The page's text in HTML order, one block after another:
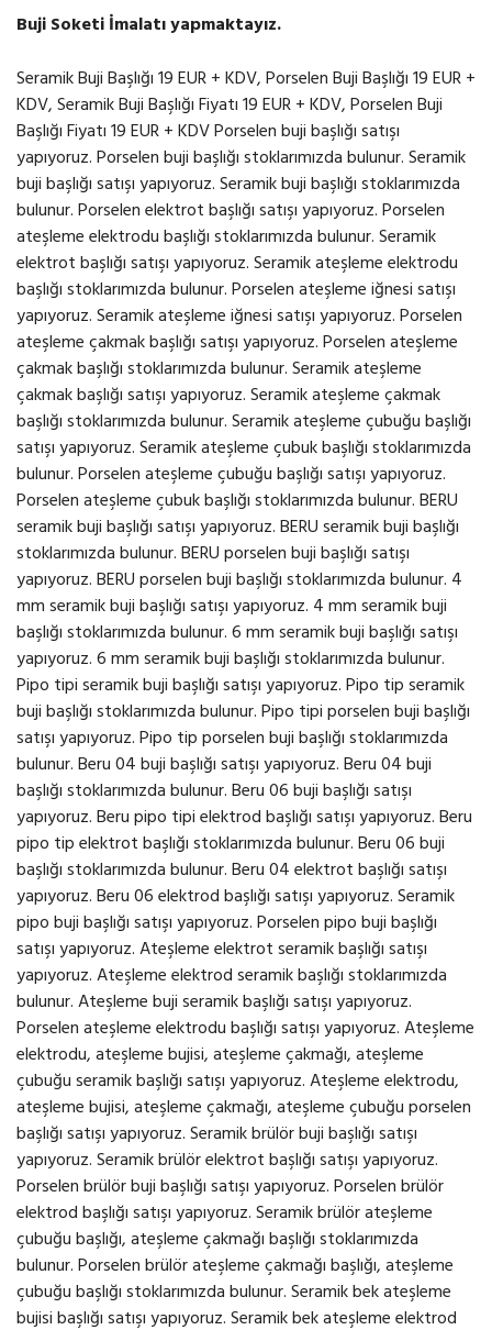
Buji Soketi İmalatı yapmaktayız.
Seramik Buji Başlığı 19 EUR + KDV, Porselen Buji Başlığı 19 EUR +
KDV, Seramik Buji Başlığı Fiyatı 19 EUR + KDV, Porselen Buji
Başlığı Fiyatı 19 EUR + KDV Porselen buji başlığı satışı
yapıyoruz. Porselen buji başlığı stoklarımızda bulunur. Seramik
buji başlığı satışı yapıyoruz. Seramik buji başlığı stoklarımızda
bulunur. Porselen elektrot başlığı satışı yapıyoruz. Porselen
ateşleme elektrodu başlığı stoklarımızda bulunur. Seramik
elektrot başlığı satışı yapıyoruz. Seramik ateşleme elektrodu
başlığı stoklarımızda bulunur. Porselen ateşleme iğnesi satışı
yapıyoruz. Seramik ateşleme iğnesi satışı yapıyoruz. Porselen
ateşleme çakmak başlığı satışı yapıyoruz. Porselen ateşleme
çakmak başlığı stoklarımızda bulunur. Seramik ateşleme
çakmak başlığı satışı yapıyoruz. Seramik ateşleme çakmak
başlığı stoklarımızda bulunur. Seramik ateşleme çubuğu başlığı
satışı yapıyoruz. Seramik ateşleme çubuk başlığı stoklarımızda
bulunur. Porselen ateşleme çubuğu başlığı satışı yapıyoruz.
Porselen ateşleme çubuk başlığı stoklarımızda bulunur. BERU
seramik buji başlığı satışı yapıyoruz. BERU seramik buji başlığı
stoklarımızda bulunur. BERU porselen buji başlığı satışı
yapıyoruz. BERU porselen buji başlığı stoklarımızda bulunur. 4
mm seramik buji başlığı satışı yapıyoruz. 4 mm seramik buji
başlığı stoklarımızda bulunur. 6 mm seramik buji başlığı satışı
yapıyoruz. 6 mm seramik buji başlığı stoklarımızda bulunur.
Pipo tipi seramik buji başlığı satışı yapıyoruz. Pipo tip seramik
buji başlığı stoklarımızda bulunur. Pipo tipi porselen buji başlığı
satışı yapıyoruz. Pipo tip porselen buji başlığı stoklarımızda
bulunur. Beru 04 buji başlığı satışı yapıyoruz. Beru 04 buji
başlığı stoklarımızda bulunur. Beru 06 buji başlığı satışı
yapıyoruz. Beru pipo tipi elektrod başlığı satışı yapıyoruz. Beru
pipo tip elektrot başlığı stoklarımızda bulunur. Beru 06 buji
başlığı stoklarımızda bulunur. Beru 04 elektrot başlığı satışı
yapıyoruz. Beru 06 elektrod başlığı satışı yapıyoruz. Seramik
pipo buji başlığı satışı yapıyoruz. Porselen pipo buji başlığı
satışı yapıyoruz. Ateşleme elektrot seramik başlığı satışı
yapıyoruz. Ateşleme elektrod seramik başlığı stoklarımızda
bulunur. Ateşleme buji seramik başlığı satışı yapıyoruz.
Porselen ateşleme elektrodu başlığı satışı yapıyoruz. Ateşleme
elektrodu, ateşleme bujisi, ateşleme çakmağı, ateşleme
çubuğu seramik başlığı satışı yapıyoruz. Ateşleme elektrodu,
ateşleme bujisi, ateşleme çakmağı, ateşleme çubuğu porselen
başlığı satışı yapıyoruz. Seramik brülör buji başlığı satışı
yapıyoruz. Seramik brülör elektrot başlığı satışı yapıyoruz.
Porselen brülör buji başlığı satışı yapıyoruz. Porselen brülör
elektrod başlığı satışı yapıyoruz. Seramik brülör ateşleme
çubuğu başlığı, ateşleme çakmağı başlığı stoklarımızda
bulunur. Porselen brülör ateşleme çakmağı başlığı, ateşleme
çubuğu başlığı stoklarımızda bulunur. Seramik bek ateşleme
bujisi başlığı satışı yapıyoruz. Seramik bek ateşleme elektrod